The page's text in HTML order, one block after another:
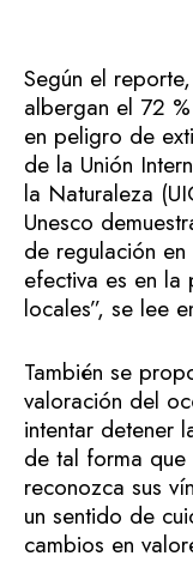
Según el
albergan el 72
en peligro de
de la Unión
la Naturaleza
Unesco
de regulación
efectiva es en la
locales”, se lee
También se
valoración del
intentar detener
de tal forma
reconozca sus
un sentido de
cambios en